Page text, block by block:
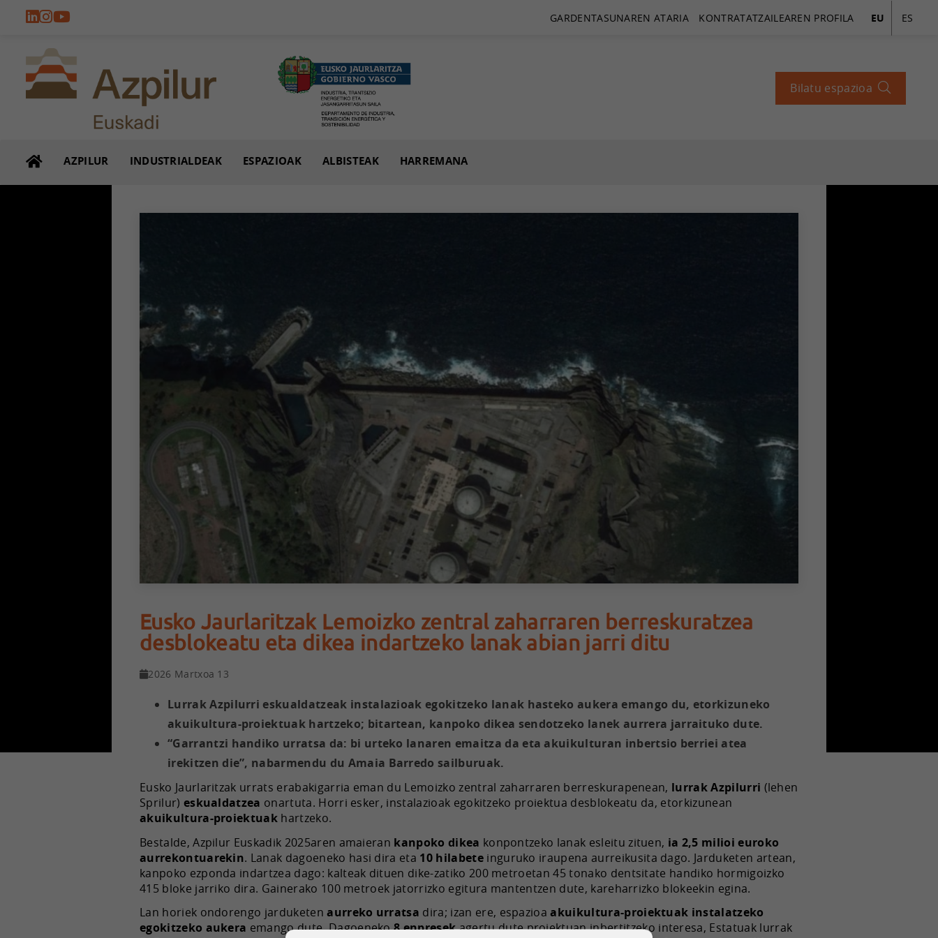
GARDENTASUNAREN ATARIA KONTRATATZAILEAREN PROFILA EU ES
Bilatu espazioa
AZPILUR INDUSTRIALDEAK ESPAZIOAK ALBISTEAK HARREMANA
Eusko Jaurlaritzak Lemoizko zentral zaharraren berreskuratzea
desblokeatu eta dikea indartzeko lanak abian jarri ditu
2026 Martxoa 13
Lurrak Azpilurri eskualdatzeak instalazioak egokitzeko lanak hasteko aukera emango du, etorkizuneko
akuikultura-proiektuak hartzeko; bitartean, kanpoko dikea sendotzeko lanek aurrera jarraituko dute.
“Garrantzi handiko urratsa da: bi urteko lanaren emaitza da eta akuikulturan inbertsio berriei atea
irekitzen die”, nabarmendu du Amaia Barredo sailburuak.
Eusko Jaurlaritzak urrats erabakigarria eman du Lemoizko zentral zaharraren berreskurapenean, lurrak Azpilurri (lehen
Sprilur) eskualdatzea onartuta. Horri esker, instalazioak egokitzeko proiektua desblokeatu da, etorkizunean
akuikultura-proiektuak hartzeko.
Bestalde, Azpilur Euskadik 2025aren amaieran kanpoko dikea konpontzeko lanak esleitu zituen, ia 2,5 milioi euroko
aurrekontuarekin. Lanak dagoeneko hasi dira eta 10 hilabeteinguruko iraupena aurreikusita dago. Jarduketen artean,
kanpoko ezponda indartzea dago: kalteak dituen dike-zatiko 200 metroetan 45 tonako dentsitate handiko hormigoizko
415 bloke jarriko dira. Gainerako 100 metroek jatorrizko egitura mantentzen dute, kareharrizko blokeekin egina.
Lan horiek ondorengo jarduketenaurreko urratsa dira; izan ere, espazioaakuikultura-proiektuak instalatzeko
egokitzeko aukera emango dute. Dagoeneko8 enpresekagertu dute proiektuan inbertitzeko interesa, Estatuak lurrak